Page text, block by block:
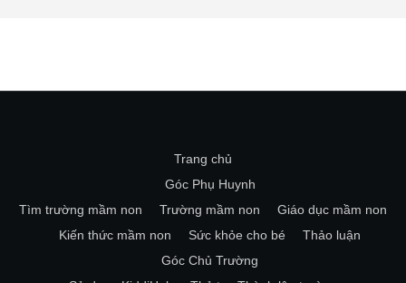
Trang chủ
Góc Phụ Huynh
Tìm trường mầm non
Trường mầm non
Giáo dục mầm non
Kiến thức mầm non
Sức khỏe cho bé
Thảo luận
Góc Chủ Trường